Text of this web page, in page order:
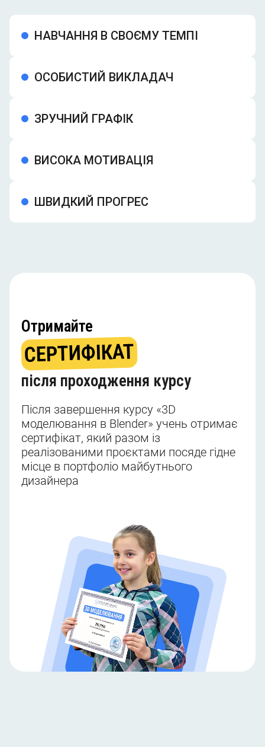
НАВЧАННЯ В СВОЄМУ ТЕМПІ
ОСОБИСТИЙ ВИКЛАДАЧ
ЗРУЧНИЙ ГРАФІК
ВИСОКА МОТИВАЦІЯ
ШВИДКИЙ ПРОГРЕС
Отримайте
СЕPТИФIКАТ
після проходження курсу
Після завершення курсу «3D
моделювання в Blender» учень отримає
сертифікат, який разом із
реалізованими проєктами посяде гідне
місце в портфоліо майбутнього
дизайнера